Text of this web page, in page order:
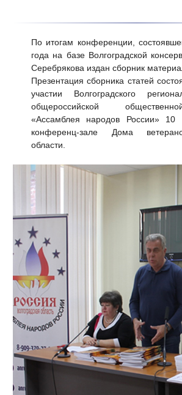
По итогам конференции,
года на базе Волгоградской
Серебрякова издан сборник
Презентация сборника статей
участии Волгоградского
общероссийской
«Ассамблея народов России» 10
конференц-зале Дома
области.